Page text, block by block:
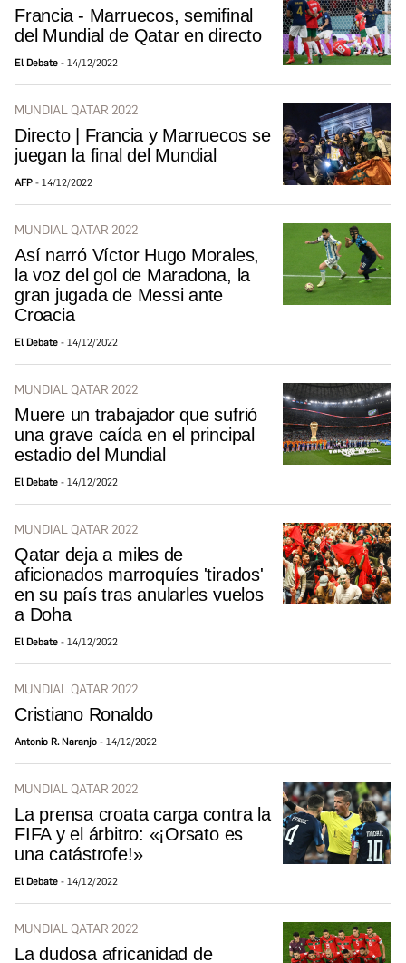
Francia - Marruecos, semifinal
del Mundial de Qatar en directo
El Debate 14/12/2022
MUNDIAL QATAR 2022
Directo | Francia y Marruecos se
juegan la final del Mundial
AFP 14/12/2022
MUNDIAL QATAR 2022
Así narró Víctor Hugo Morales,
la voz del gol de Maradona, la
gran jugada de Messi ante
Croacia
El Debate 14/12/2022
MUNDIAL QATAR 2022
Muere un trabajador que sufrió
una grave caída en el principal
estadio del Mundial
El Debate 14/12/2022
MUNDIAL QATAR 2022
Qatar deja a miles de
aficionados marroquíes 'tirados'
en su país tras anularles vuelos
a Doha
El Debate 14/12/2022
MUNDIAL QATAR 2022
Cristiano Ronaldo
Antonio R. Naranjo 14/12/2022
MUNDIAL QATAR 2022
La prensa croata carga contra la
FIFA y el árbitro: «¡Orsato es
una catástrofe!»
El Debate 14/12/2022
MUNDIAL QATAR 2022
La dudosa africanidad de